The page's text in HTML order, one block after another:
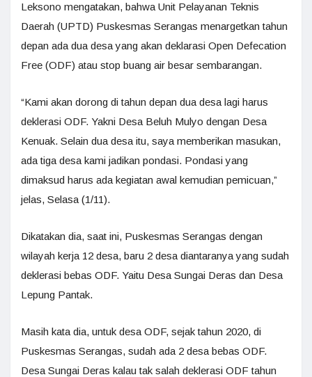
Leksono mengatakan, bahwa Unit Pelayanan Teknis
Daerah (UPTD) Puskesmas Serangas menargetkan tahun
depan ada dua desa yang akan deklarasi Open Defecation
Free (ODF) atau stop buang air besar sembarangan.
“Kami akan dorong di tahun depan dua desa lagi harus
deklerasi ODF. Yakni Desa Beluh Mulyo dengan Desa
Kenuak. Selain dua desa itu, saya memberikan masukan,
ada tiga desa kami jadikan pondasi. Pondasi yang
dimaksud harus ada kegiatan awal kemudian pemicuan,”
jelas, Selasa (1/11).
Dikatakan dia, saat ini, Puskesmas Serangas dengan
wilayah kerja 12 desa, baru 2 desa diantaranya yang sudah
deklerasi bebas ODF. Yaitu Desa Sungai Deras dan Desa
Lepung Pantak.
Masih kata dia, untuk desa ODF, sejak tahun 2020, di
Puskesmas Serangas, sudah ada 2 desa bebas ODF.
Desa Sungai Deras kalau tak salah deklerasi ODF tahun